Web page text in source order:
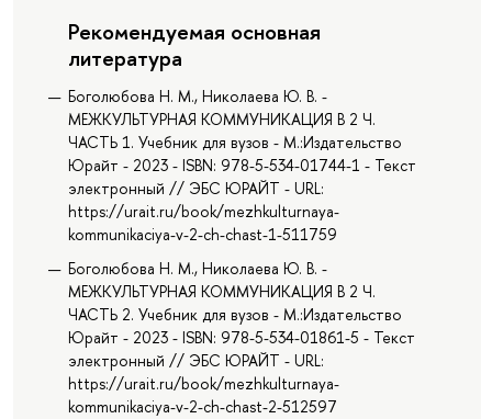
Рекомендуемая основная
литература
Боголюбова Н. М., Николаева Ю. В. -
МЕЖКУЛЬТУРНАЯ КОММУНИКАЦИЯ В 2 Ч.
ЧАСТЬ 1. Учебник для вузов - М.:Издательство
Юрайт - 2023 - ISBN: 978-5-534-01744-1 - Текст
электронный // ЭБС ЮРАЙТ - URL:
https://urait.ru/book/mezhkulturnaya-
kommunikaciya-v-2-ch-chast-1-511759
Боголюбова Н. М., Николаева Ю. В. -
МЕЖКУЛЬТУРНАЯ КОММУНИКАЦИЯ В 2 Ч.
ЧАСТЬ 2. Учебник для вузов - М.:Издательство
Юрайт - 2023 - ISBN: 978-5-534-01861-5 - Текст
электронный // ЭБС ЮРАЙТ - URL:
https://urait.ru/book/mezhkulturnaya-
kommunikaciya-v-2-ch-chast-2-512597